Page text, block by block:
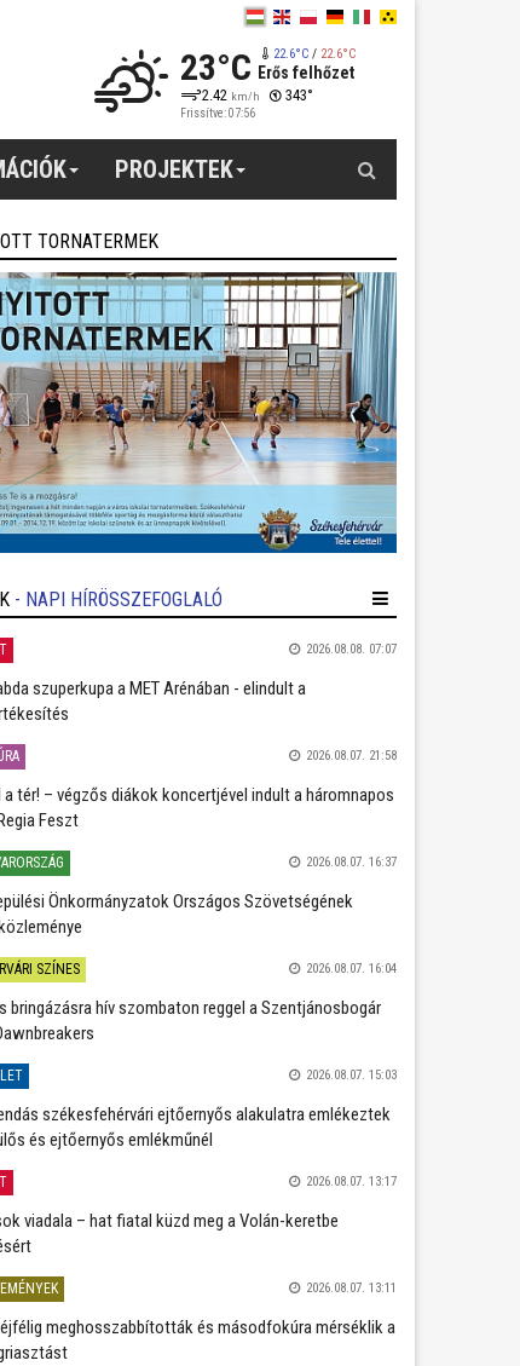
23°C 22.6°C/ 22.6°C
Erős felhőzet
2.42 km/h 343°
Frissítve: 07:56
PROJEKTEK
TORNATERMEK
- NAPI HÍRÖSSZEFOGLALÓ
2026.08.08. 07:07
szuperkupa a MET Arénában - elindult a
2026.08.07. 21:58
a tér! – végzős diákok koncertjével indult a háromnapos
Feszt
2026.08.07. 16:37
Önkormányzatok Országos Szövetségének
SZÍNES 2026.08.07. 16:04
bringázásra hív szombaton reggel a Szentjánosbogár
2026.08.07. 15:03
székesfehérvári ejtőernyős alakulatra emlékeztek
és ejtőernyős emlékműnél
2026.08.07. 13:17
viadala – hat fiatal küzd meg a Volán-keretbe
2026.08.07. 13:11
meghosszabbították és másodfokúra mérséklik a